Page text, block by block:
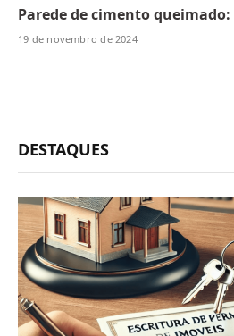
Parede de cimento
19 de novembro de 2024
DESTAQUES